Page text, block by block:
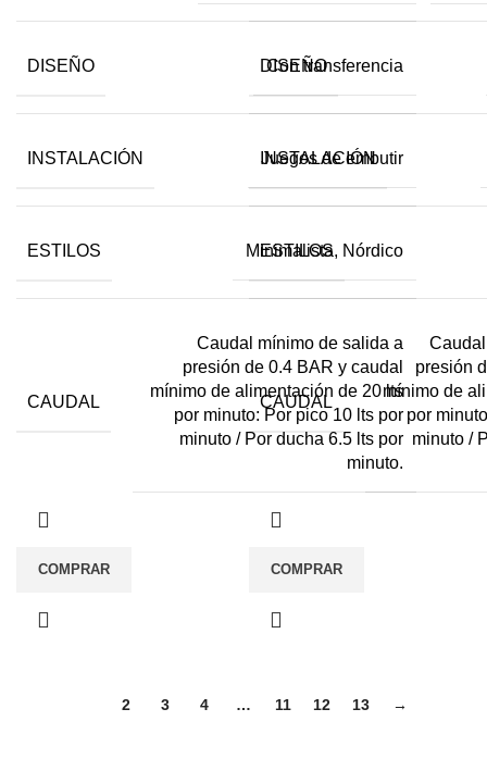
DISEÑO Con transferencia
INSTALACIÓN Juegos de embutir
ESTILOS Minimalista, Nórdico
CAUDAL
Caudal mínimo de salida a
presión de 0.4 BAR y caudal
mínimo de alimentación de 20 lts
por minuto: Por pico 10 lts por
minuto / Por ducha 6.5 lts por
minuto.
COMPRAR
DISEÑO
INSTALACIÓN
ESTILOS
CAUDAL
presión
mínimo de
por
minuto /
COMPRAR
2 3 4 … 11 12 13 →